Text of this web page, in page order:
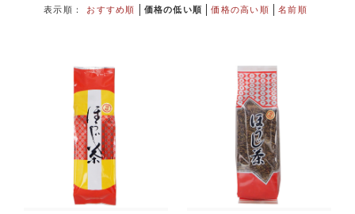
表示順： おすすめ順 価格の低い順 価格の高い順 名前順